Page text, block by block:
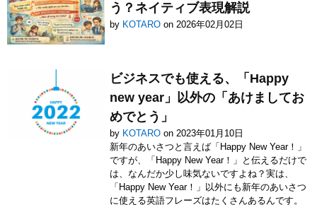
う？ネイティブ表現解説
by KOTARO on 2026年02月02日
ビジネスでも使える、「Happy
new year」以外の「あけましてお
めでとう」
by KOTARO on 2023年01月10日
新年のあいさつと言えば「Happy New Year！」
ですが、「Happy New Year！」と伝えるだけで
は、なんだか少し味気ないですよね？実は、
「Happy New Year！」以外にも新年のあいさつ
に使える英語フレーズはたくさんあるんです。